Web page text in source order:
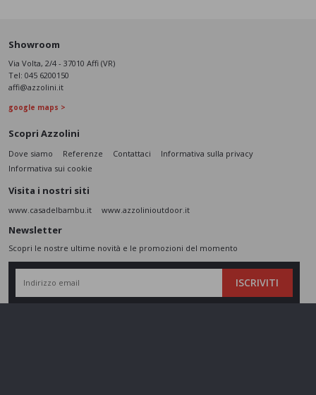
Showroom
Via Volta, 2/4 - 37010 Affi (VR)
Tel: 045 6200150
affi@azzolini.it
google maps >
Scopri Azzolini
Dove siamo Referenze Contattaci
Informativa sulla privacy
Informativa sui cookie
Visita i nostri siti
www.casadelbambu.it www.azzolinioutdoor.it
Newsletter
Scopri le nostre ultime novità e le promozioni del momento
ISCRIVITI